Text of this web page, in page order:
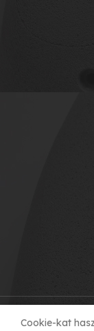
© 2023
Cookie-kat